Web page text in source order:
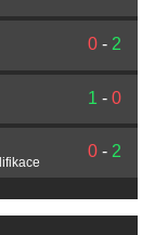
0 - 2
1 - 0
0 - 2